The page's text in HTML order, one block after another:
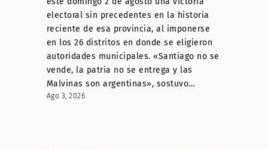
electoral sin precedentes en la historia
reciente de esa provincia, al imponerse
en los 26 distritos en donde se eligieron
autoridades municipales. «Santiago no se
vende, la patria no se entrega y las
Malvinas son argentinas», sostuvo…
Ago 3, 2026